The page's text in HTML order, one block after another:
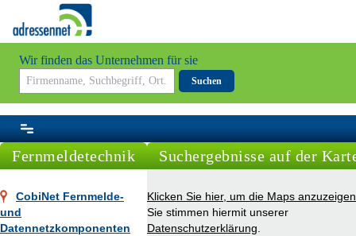
Wir finden das Unternehmen für sie
Suchen
Fernmeldetechnik
CobiNet Fernmelde-
und
Datennetzkomponenten
Suchergebnisse auf der
Klicken Sie hier, um die Maps
Sie stimmen hiermit unserer
Datenschutzerklärung